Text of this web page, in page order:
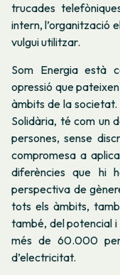
trucades
intern, l’organització
vulgui utilitzar.
Som Energia està
opressió que
àmbits de la societat.
Solidària, té com un
persones, sense
compromesa a
diferències que hi
perspectiva de
tots els àmbits,
també, del potencial
més de 60.000
d’electricitat.